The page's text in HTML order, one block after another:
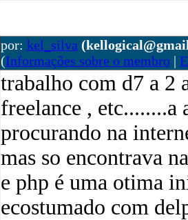
por: kel_silva
(Informações sobre o membro|
trabalho com d7 a 2
freelance , etc........a
procurando na
mas so encontrava
e php é uma otima
ecostumado com